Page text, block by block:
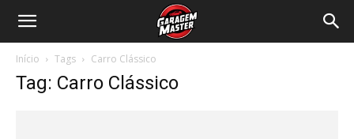
Garagem
Início Tags Carro Clássico
Tag: Carro Clássico